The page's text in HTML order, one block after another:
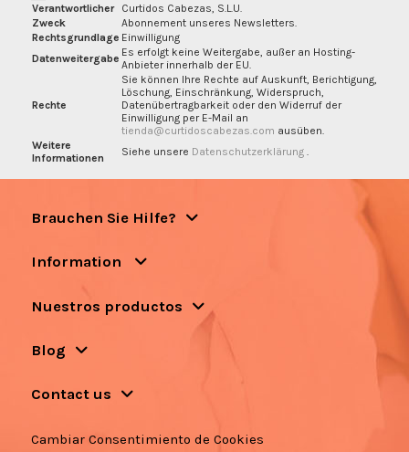
Verantwortlicher
Curtidos Cabezas, S.L.U.
Zweck
Abonnement unseres Newsletters.
Rechtsgrundlage Einwilligung
Datenweitergabe Es erfolgt keine Weitergabe, außer an Hosting-
Anbieter innerhalb der EU.
Rechte
Sie können Ihre Rechte auf Auskunft, Berichtigung,
Löschung, Einschränkung, Widerspruch,
Datenübertragbarkeit oder den Widerruf der
Einwilligung per E-Mail an
tienda@curtidoscabezas.com ausüben.
Weitere
Informationen
Siehe unsere Datenschutzerklärung
Brauchen Sie Hilfe?
Information
Nuestros productos
Blog
Contact us
Cambiar Consentimiento de Cookies